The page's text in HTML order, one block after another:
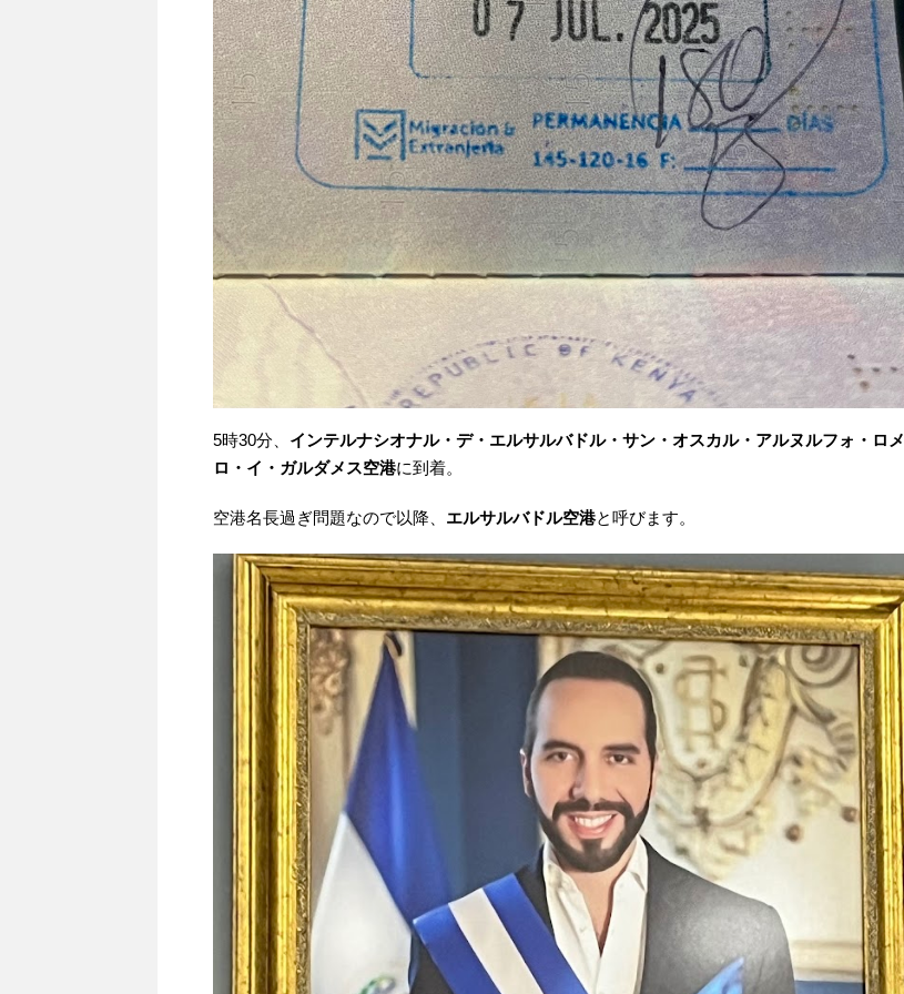
5時30分、 インテルナシオナル・デ・エルサルバドル・サン・オスカル・アルヌルフォ・ロメ
ロ・イ・ガルダメス空港に到着。
空港名長過ぎ問題なので以降、 エルサルバドル空港と呼びます。